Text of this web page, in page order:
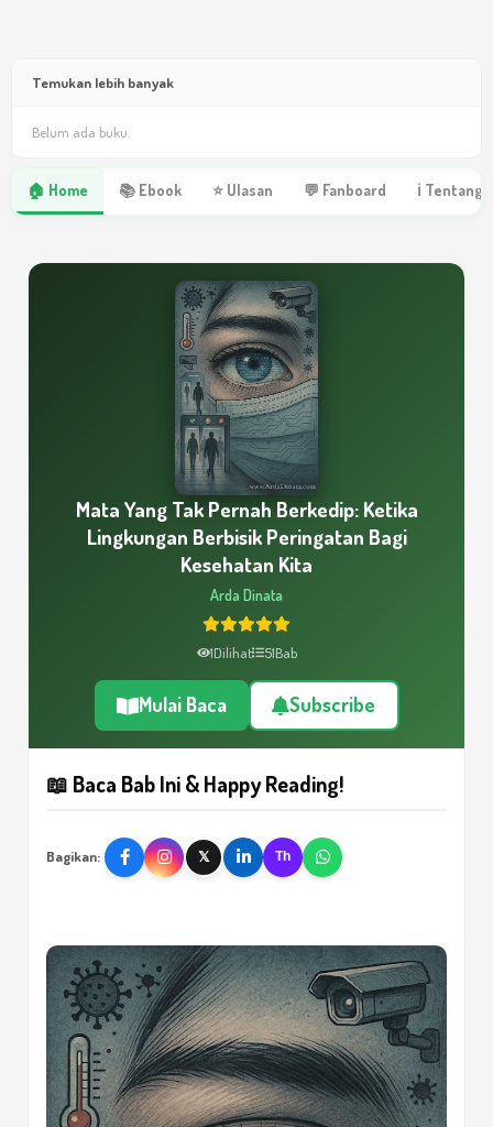
Temukan lebih banyak
Belum ada buku.
🏠 Home 📚 Ebook ⭐ Ulasan 💬 Fanboard ℹ Tentang
Mata Yang Tak Pernah Berkedip: Ketika
Lingkungan Berbisik Peringatan Bagi
Kesehatan Kita
Arda Dinata
1Dilihat 51Bab
Mulai Baca Subscribe
📖 Baca Bab Ini & Happy Reading!
Bagikan: 𝕏 Th